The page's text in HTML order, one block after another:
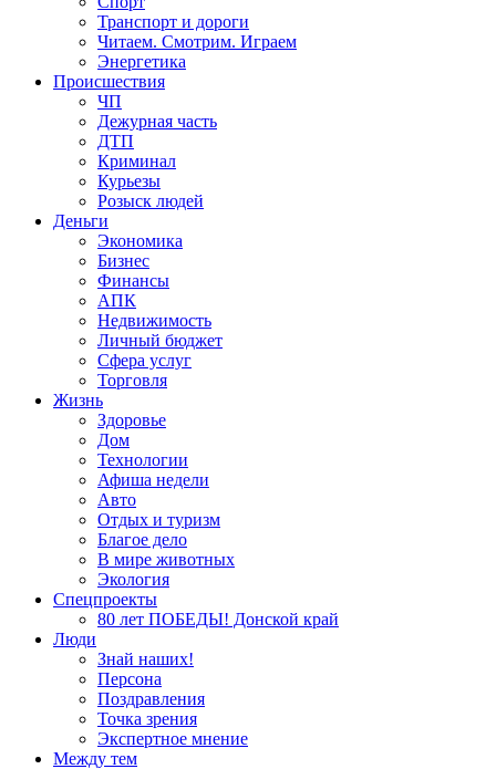
Транспорт и дороги
Читаем. Смотрим. Играем
Энергетика
Происшествия
ЧП
Дежурная часть
ДТП
Криминал
Курьезы
Розыск людей
Деньги
Экономика
Бизнес
Финансы
АПК
Недвижимость
Личный бюджет
Сфера услуг
Торговля
Жизнь
Здоровье
Дом
Технологии
Афиша недели
Авто
Отдых и туризм
Благое дело
В мире животных
Экология
Спецпроекты
80 лет ПОБЕДЫ! Донской край
Люди
Знай наших!
Персона
Поздравления
Точка зрения
Экспертное мнение
Между тем